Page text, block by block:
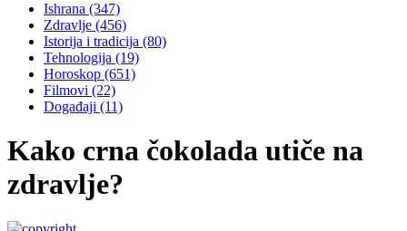
Ishrana (347)
Zdravlje (456)
Istorija i tradicija (80)
Tehnologija (19)
Horoskop (651)
Filmovi (22)
Događaji (11)
Kako crna čokolada utiče na
zdravlje?